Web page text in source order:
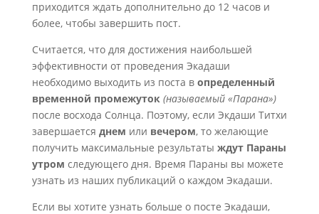
приходится ждать дополнительно до 12 часов и
более, чтобы завершить пост.
Считается, что для достижения наибольшей
эффективности от проведения Экадаши
необходимо выходить из поста в определенный
временной промежуток (называемый «Парана»)
после восхода Солнца. Поэтому, если Экдаши Титхи
завершается днем или вечером, то желающие
получить максимальные результаты ждут Параны
утром следующего дня. Время Параны вы можете
узнать из наших публикаций о каждом Экадаши.
Если вы хотите узнать больше о посте Экадаши,